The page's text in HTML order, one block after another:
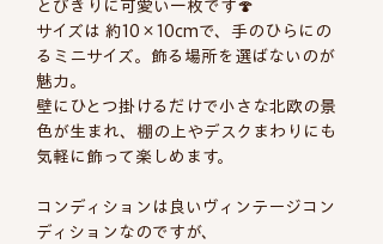
とびきりに可愛い一枚です🍄
サイズは 約10×10cmで、手のひらにの
るミニサイズ。飾る場所を選ばないのが
魅力。
壁にひとつ掛けるだけで小さな北欧の景
色が生まれ、棚の上やデスクまわりにも
気軽に飾って楽しめます。
コンディションは良いヴィンテージコン
ディションなのですが、